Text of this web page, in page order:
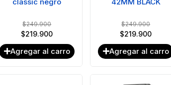
$249.900
$219.900
Agregar al carro
$249.900
$219.900
Agregar al carro